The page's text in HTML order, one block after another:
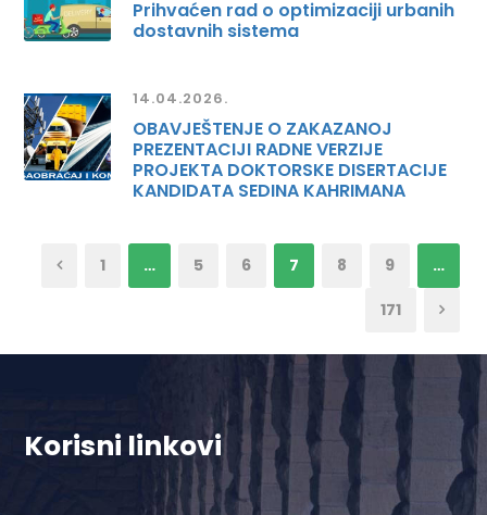
Prihvaćen rad o optimizaciji urbanih
dostavnih sistema
14.04.2026.
OBAVJEŠTENJE O ZAKAZANOJ
PREZENTACIJI RADNE VERZIJE
PROJEKTA DOKTORSKE DISERTACIJE
KANDIDATA SEDINA KAHRIMANA
1 … 5 6 7 8 9 …
171
Korisni linkovi